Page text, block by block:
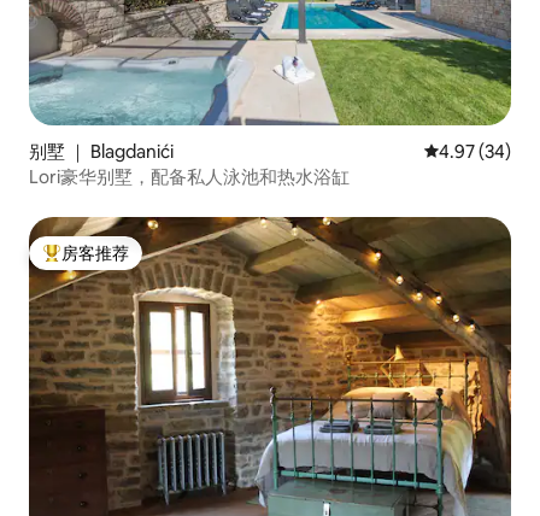
别墅 ｜ Blagdanići 平均评分
4.97 (34)
Lori豪华别墅，配备私人泳池和热水浴缸
热门「房客推荐」
房客推荐